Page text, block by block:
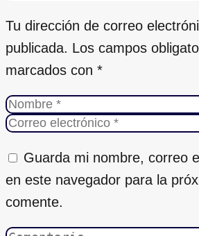
Tu dirección de correo
publicada. Los campos
marcados con *
Guarda mi nombre, correo
en este navegador para la
comente.